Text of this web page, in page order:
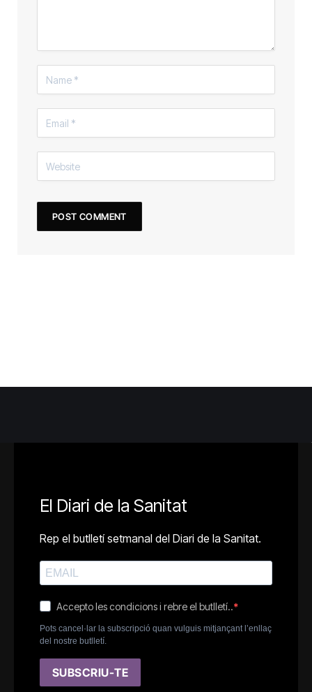
El Diari de la Sanitat
Rep el butlletí setmanal del Diari de la Sanitat.
Accepto les condicions i rebre el butlletí..
Pots cancel·lar la subscripció quan vulguis mitjançant l’enllaç
del nostre butlletí.
SUBSCRIU-TE